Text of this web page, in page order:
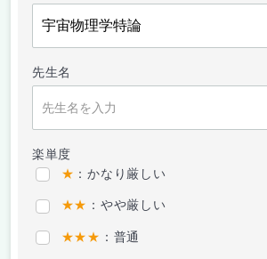
先生名
楽単度
★ ：かなり厳しい
★★ ：やや厳しい
★★★ ：普通